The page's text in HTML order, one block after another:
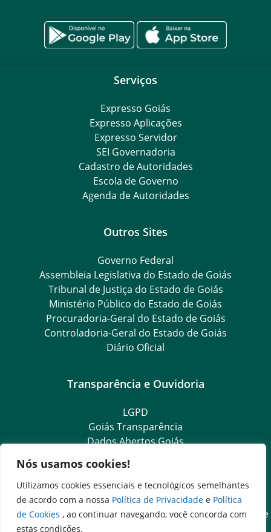
Nós usamos cookies!
Utilizamos cookies essenciais e tecnológicos semelhantes
de acordo com a nossa Política de Privacidade e Política
de Cookies , ao continuar navegando, você concorda com
estas condições.
Serviços
Expresso Goiás
Expresso Aplicações
Expresso Servidor
SEI Governadoria
Cadastro de Autoridades
Escola de Governo
Agenda de Autoridades
Outros Sites
Governo Federal
Assembleia Legislativa do Estado de Goiás
Tribunal de Justiça do Estado de Goiás
Ministério Público do Estado de Goiás
Procuradoria-Geral do Estado de Goiás
Controladoria-Geral do Estado de Goiás
Diário Oficial
Transparência e Ouvidoria
LGPD
Goiás Transparência
Dados Abertos Goiás
Ouvidoria Geral
SIC – Serviço de Informação ao Cidadão
e-SIC – Serviço Eletrônico de Informação ao Cidadão
Acesso às Informações das Organizações Sociais de Saúde